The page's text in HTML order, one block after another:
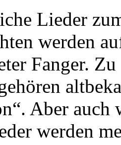
Lieder
werden
Fanger.
Aber auch
werden